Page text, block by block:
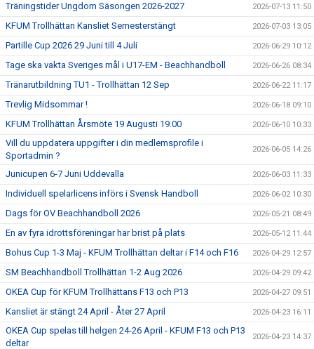
Träningstider Ungdom Säsongen 2026-2027 2026-07-13 11:50
KFUM Trollhättan Kansliet Semesterstängt 2026-07-03 13:05
Partille Cup 2026 29 Juni till 4 Juli 2026-06-29 10:12
Tage ska vakta Sveriges mål i U17-EM - Beachhandboll 2026-06-26 08:34
Tränarutbildning TU1 - Trollhättan 12 Sep 2026-06-22 11:17
Trevlig Midsommar ! 2026-06-18 09:10
KFUM Trollhättan Årsmöte 19 Augusti 19.00 2026-06-10 10:33
Vill du uppdatera uppgifter i din medlemsprofile i
Sportadmin ?
2026-06-05 14:26
Junicupen 6-7 Juni Uddevalla 2026-06-03 11:33
Individuell spelarlicens införs i Svensk Handboll 2026-06-02 10:30
Dags för OV Beachhandboll 2026 2026-05-21 08:49
En av fyra idrottsföreningar har brist på plats 2026-05-12 11:44
Bohus Cup 1-3 Maj - KFUM Trollhättan deltar i F14 och F16 2026-04-29 12:57
SM Beachhandboll Trollhättan 1-2 Aug 2026 2026-04-29 09:42
OKEA Cup för KFUM Trollhättans F13 och P13 2026-04-27 09:51
Kansliet är stängt 24 April - Åter 27 April 2026-04-23 16:11
OKEA Cup spelas till helgen 24-26 April - KFUM F13 och P13
deltar
2026-04-23 14:37